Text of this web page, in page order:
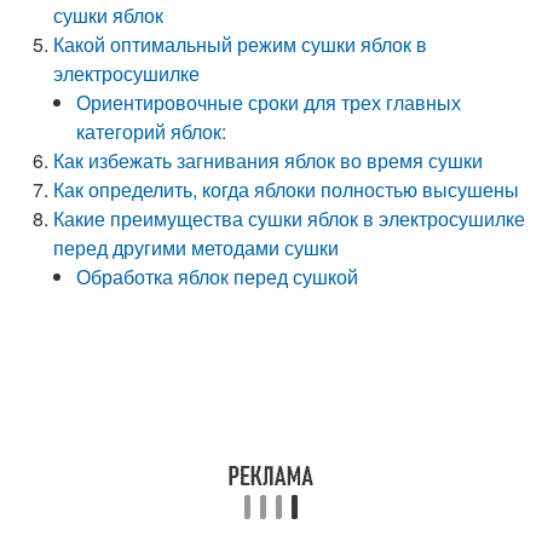
сушки яблок
Какой оптимальный режим сушки яблок в
электросушилке
Ориентировочные сроки для трех главных
категорий яблок:
Как избежать загнивания яблок во время сушки
Как определить, когда яблоки полностью высушены
Какие преимущества сушки яблок в электросушилке
перед другими методами сушки
Обработка яблок перед сушкой